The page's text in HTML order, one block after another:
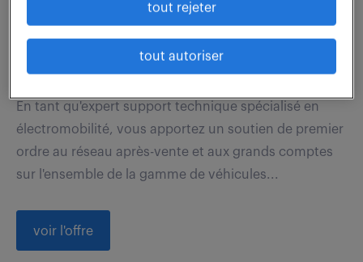
En tant qu'expert support technique spécialisé en
électromobilité, vous apportez un soutien de premier
ordre au réseau après-vente et aux grands comptes
sur l'ensemble de la gamme de véhicules...
voir l'offre
tout rejeter
tout autoriser